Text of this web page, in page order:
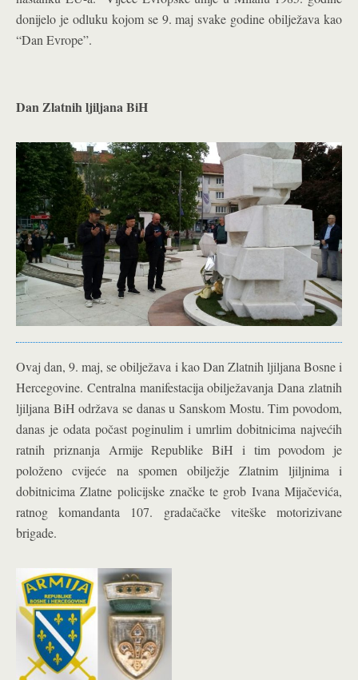
donijelo je odluku kojom se 9. maj svake godine obilježava kao
“Dan Evrope”.
Dan Zlatnih ljiljana BiH
Ovaj dan, 9. maj, se obilježava i kao Dan Zlatnih ljiljana Bosne i
Hercegovine. Centralna manifestacija obilježavanja Dana zlatnih
ljiljana BiH održava se danas u Sanskom Mostu. Tim povodom,
danas je odata počast poginulim i umrlim dobitnicima najvećih
ratnih priznanja Armije Republike BiH i tim povodom je
položeno cvijeće na spomen obilježje Zlatnim ljiljnima i
dobitnicima Zlatne policijske značke te grob Ivana Mijačevića,
ratnog komandanta 107. gradačačke viteške motorizivane
brigade.